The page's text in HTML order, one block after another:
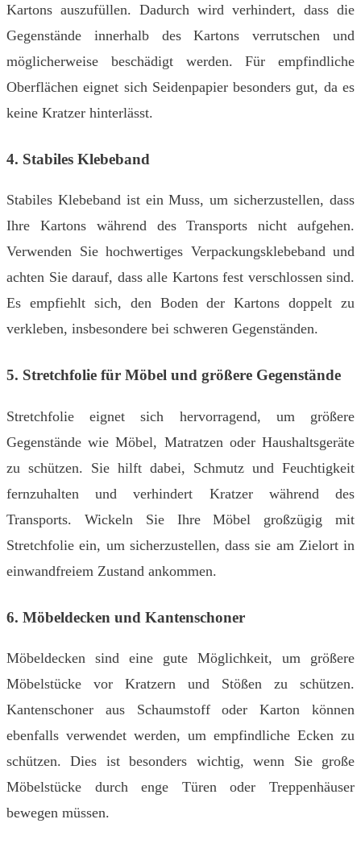
Kartons auszufüllen. Dadurch wird verhindert, dass die
Gegenstände innerhalb des Kartons verrutschen und
möglicherweise beschädigt werden. Für empfindliche
Oberflächen eignet sich Seidenpapier besonders gut, da es
keine Kratzer hinterlässt.
4. Stabiles Klebeband
Stabiles Klebeband ist ein Muss, um sicherzustellen, dass
Ihre Kartons während des Transports nicht aufgehen.
Verwenden Sie hochwertiges Verpackungsklebeband und
achten Sie darauf, dass alle Kartons fest verschlossen sind.
Es empfiehlt sich, den Boden der Kartons doppelt zu
verkleben, insbesondere bei schweren Gegenständen.
5. Stretchfolie für Möbel und größere Gegenstände
Stretchfolie eignet sich hervorragend, um größere
Gegenstände wie Möbel, Matratzen oder Haushaltsgeräte
zu schützen. Sie hilft dabei, Schmutz und Feuchtigkeit
fernzuhalten und verhindert Kratzer während des
Transports. Wickeln Sie Ihre Möbel großzügig mit
Stretchfolie ein, um sicherzustellen, dass sie am Zielort in
einwandfreiem Zustand ankommen.
6. Möbeldecken und Kantenschoner
Möbeldecken sind eine gute Möglichkeit, um größere
Möbelstücke vor Kratzern und Stößen zu schützen.
Kantenschoner aus Schaumstoff oder Karton können
ebenfalls verwendet werden, um empfindliche Ecken zu
schützen. Dies ist besonders wichtig, wenn Sie große
Möbelstücke durch enge Türen oder Treppenhäuser
bewegen müssen.